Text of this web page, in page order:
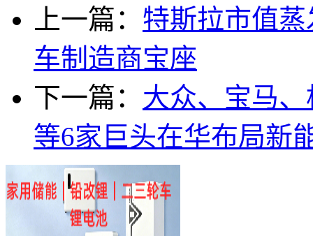
上一篇： 特斯拉市值
车制造商宝座
下一篇： 大众、宝马
等6家巨头在华布局新